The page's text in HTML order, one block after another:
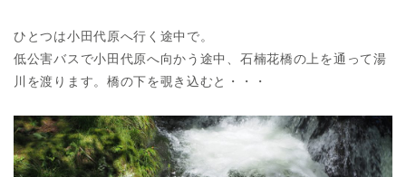
ひとつは小田代原へ行く途中で。
低公害バスで小田代原へ向かう途中、石楠花橋の上を通って湯
川を渡ります。橋の下を覗き込むと・・・